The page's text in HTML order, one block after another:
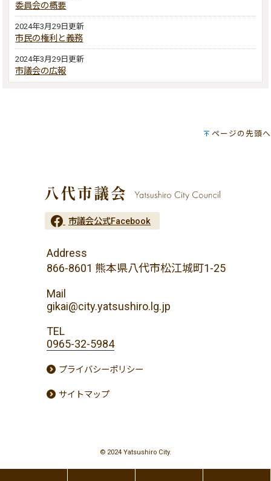
委員会の概要
2024年3月29日更新
市民の権利と義務
2024年3月29日更新
市議会の広報
ページの先頭へ
市議会公式Facebook
Address
866-8601 熊本県八代市松江城町1-25
Mail
gikai@city.yatsushiro.lg.jp
TEL
0965-32-5984
プライバシーポリシー
サイトマップ
© 2024 Yatsushiro City.